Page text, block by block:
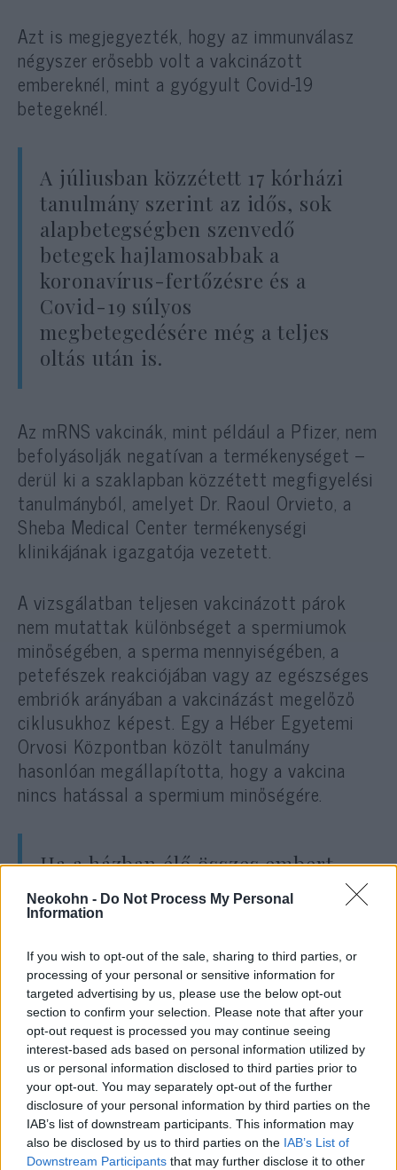
Neokohn - Do Not Process My Personal
Information
If you wish to opt-out of the sale, sharing to third parties, or
processing of your personal or sensitive information for
targeted advertising by us, please use the below opt-out
section to confirm your selection. Please note that after your
opt-out request is processed you may continue seeing
interest-based ads based on personal information utilized by
us or personal information disclosed to third parties prior to
your opt-out. You may separately opt-out of the further
disclosure of your personal information by third parties on the
IAB’s list of downstream participants. This information may
also be disclosed by us to third parties on the IAB’s List of
Downstream Participants that may further disclose it to other
Azt is megjegyezték, hogy az immunválasz
négyszer erősebb volt a vakcinázott
embereknél, mint a gyógyult Covid-19
betegeknél.
A júliusban közzétett 17 kórházi
tanulmány szerint az idős, sok
alapbetegségben szenvedő
betegek hajlamosabbak a
koronavírus-fertőzésre és a
Covid-19 súlyos
megbetegedésére még a teljes
oltás után is.
Az mRNS vakcinák, mint például a Pfizer, nem
befolyásolják negatívan a termékenységet –
derül ki a szaklapban közzétett megfigyelési
tanulmányból, amelyet Dr. Raoul Orvieto, a
Sheba Medical Center termékenységi
klinikájának igazgatója vezetett.
A vizsgálatban teljesen vakcinázott párok
nem mutattak különbséget a spermiumok
minőségében, a sperma mennyiségében, a
petefészek reakciójában vagy az egészséges
embriók arányában a vakcinázást megelőző
ciklusukhoz képest. Egy a Héber Egyetemi
Orvosi Központban közölt tanulmány
hasonlóan megállapította, hogy a vakcina
nincs hatással a spermium minőségére.
Ha a házban élő összes embert
oltják, a háztartási tagok esélye a
koronavírus-fertőzésre 57%-ról
másik izraeli tanulmányból. Igaz
ez még akkor is, ha csak egy
háztartási tagot oltottak be a
Pfizer vakcinával, az oltatlan
háztartási tagokkal szembeni
kockázat jelentősen csökkent.
Egy korábbi tanulmány azt
mutatta, hogy a teljesen oltott